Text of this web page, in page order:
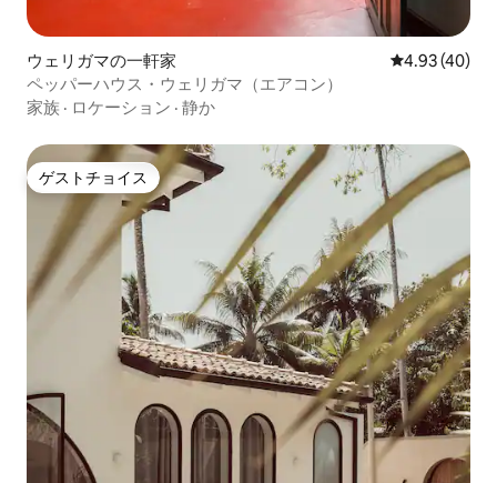
ウェリガマの一軒家 レビュー40
4.93 (40)
ペッパーハウス・ウェリガマ（エアコン）
家族 · ロケーション · 静か
ゲストチョイス
ゲストチョイス